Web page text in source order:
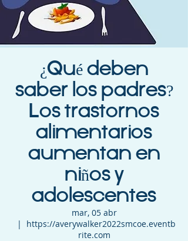
¿Qué deben
saber los padres?
Los trastornos
alimentarios
aumentan en
niños y
adolescentes
mar, 05 abr
  |
https://averywalker2022smcoe.eventb
rite.com